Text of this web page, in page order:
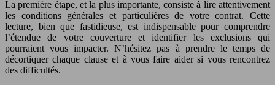
La première étape, et la plus importante, consiste à lire attentivement
les conditions générales et particulières de votre contrat. Cette
lecture, bien que fastidieuse, est indispensable pour comprendre
l’étendue de votre couverture et identifier les exclusions qui
pourraient vous impacter. N’hésitez pas à prendre le temps de
décortiquer chaque clause et à vous faire aider si vous rencontrez
des difficultés.